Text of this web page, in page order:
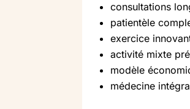
consultations
patientèle
exercice
activité mixte
modèle
médecine